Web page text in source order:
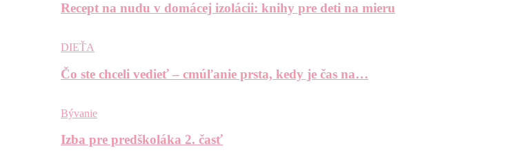
Recept na nudu v domácej izolácii: knihy pre deti na mieru
DIEŤA
Čo ste chceli vedieť – cmúľanie prsta, kedy je čas na…
Bývanie
Izba pre predškoláka 2. časť